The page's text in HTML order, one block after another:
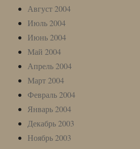
Август 2004
Июль 2004
Июнь 2004
Май 2004
Апрель 2004
Март 2004
Февраль 2004
Январь 2004
Декабрь 2003
Ноябрь 2003